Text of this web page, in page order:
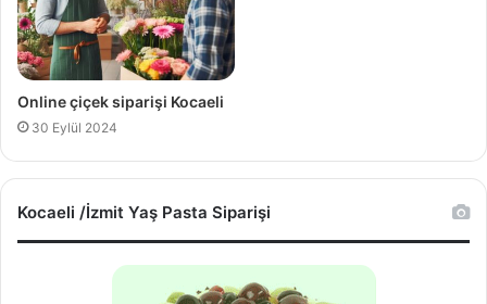
Online çiçek siparişi Kocaeli
30 Eylül 2024
Kocaeli /İzmit Yaş Pasta Siparişi